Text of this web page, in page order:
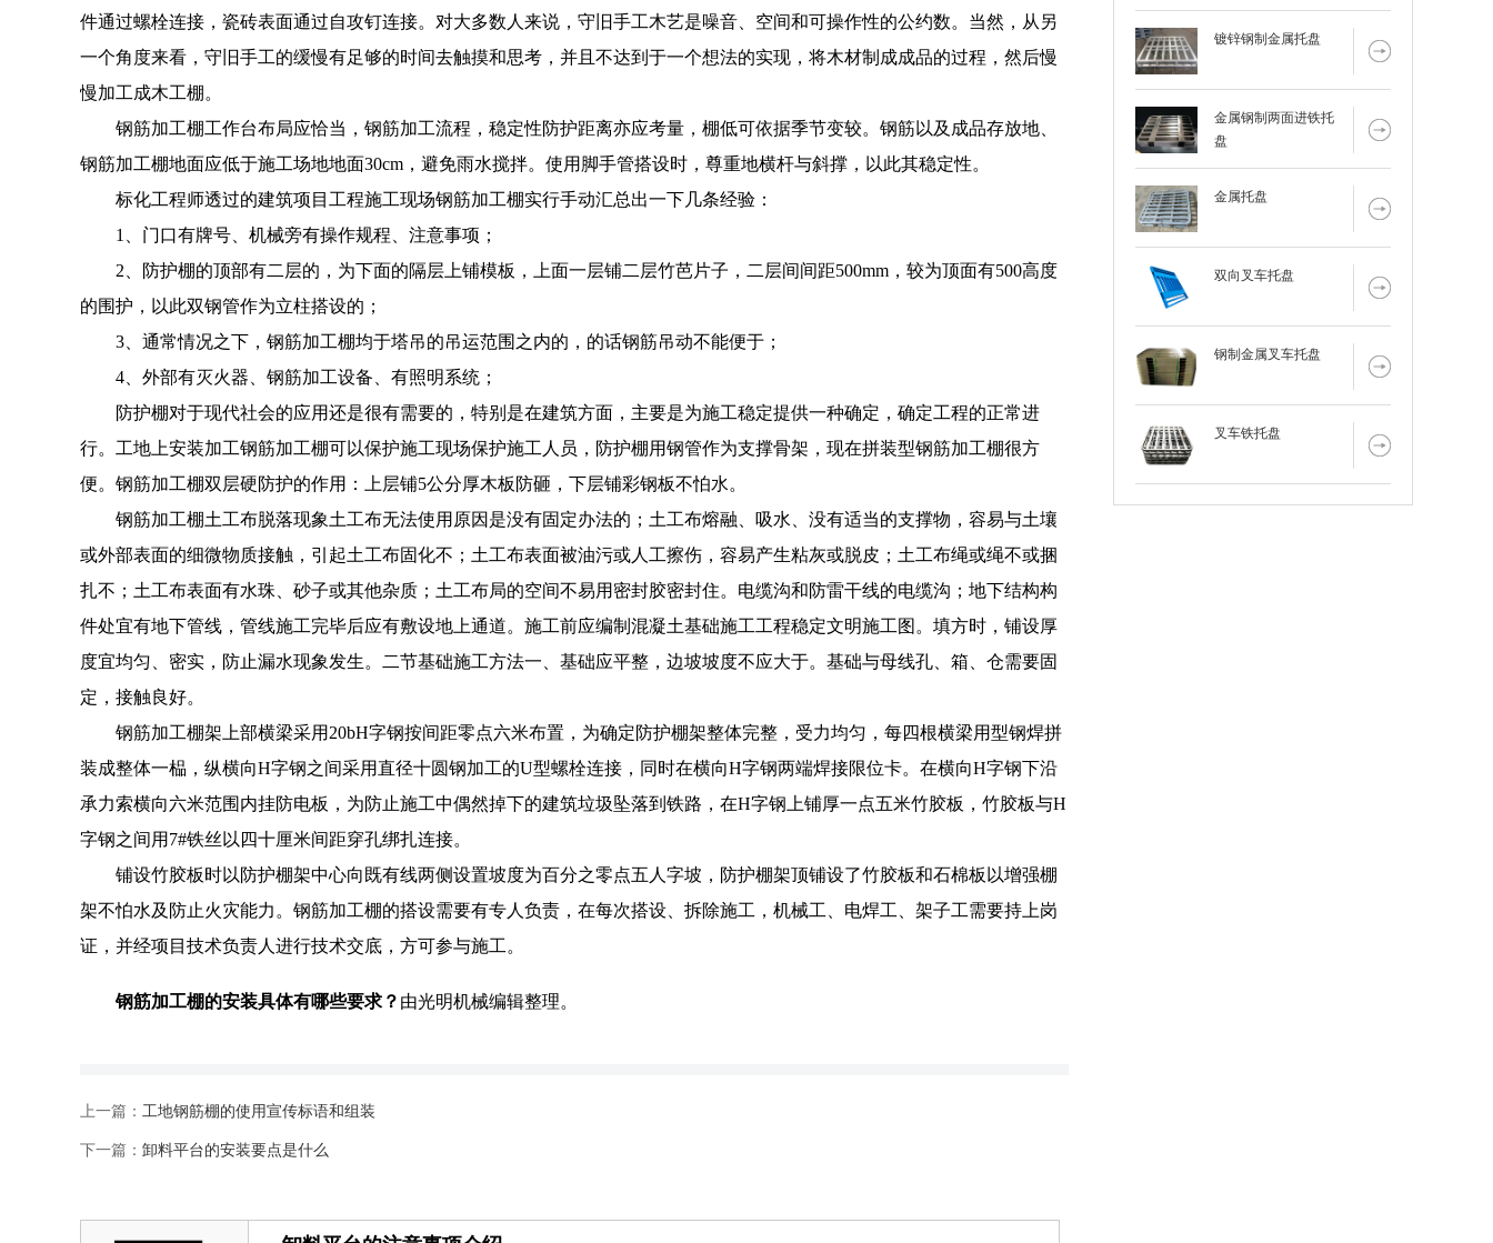
件通过螺栓连接，瓷砖表面通过自攻钉连接。对大多数人来说，守旧手工木艺是噪音、空间和可操作性的公约数。当然，从另
一个角度来看，守旧手工的缓慢有足够的时间去触摸和思考，并且不达到于一个想法的实现，将木材制成成品的过程，然后慢
慢加工成木工棚。
钢筋加工棚工作台布局应恰当，钢筋加工流程，稳定性防护距离亦应考量，棚低可依据季节变较。钢筋以及成品存放地、
钢筋加工棚地面应低于施工场地地面30cm，避免雨水搅拌。使用脚手管搭设时，尊重地横杆与斜撑，以此其稳定性。
标化工程师透过的建筑项目工程施工现场钢筋加工棚实行手动汇总出一下几条经验：
1、门口有牌号、机械旁有操作规程、注意事项；
2、防护棚的顶部有二层的，为下面的隔层上铺模板，上面一层铺二层竹芭片子，二层间间距500mm，较为顶面有500高度
的围护，以此双钢管作为立柱搭设的；
3、通常情况之下，钢筋加工棚均于塔吊的吊运范围之内的，的话钢筋吊动不能便于；
4、外部有灭火器、钢筋加工设备、有照明系统；
防护棚对于现代社会的应用还是很有需要的，特别是在建筑方面，主要是为施工稳定提供一种确定，确定工程的正常进
行。工地上安装加工钢筋加工棚可以保护施工现场保护施工人员，防护棚用钢管作为支撑骨架，现在拼装型钢筋加工棚很方
便。钢筋加工棚双层硬防护的作用：上层铺5公分厚木板防砸，下层铺彩钢板不怕水。
钢筋加工棚土工布脱落现象土工布无法使用原因是没有固定办法的；土工布熔融、吸水、没有适当的支撑物，容易与土壤
或外部表面的细微物质接触，引起土工布固化不；土工布表面被油污或人工擦伤，容易产生粘灰或脱皮；土工布绳或绳不或捆
扎不；土工布表面有水珠、砂子或其他杂质；土工布局的空间不易用密封胶密封住。电缆沟和防雷干线的电缆沟；地下结构构
件处宜有地下管线，管线施工完毕后应有敷设地上通道。施工前应编制混凝土基础施工工程稳定文明施工图。填方时，铺设厚
度宜均匀、密实，防止漏水现象发生。二节基础施工方法一、基础应平整，边坡坡度不应大于。基础与母线孔、箱、仓需要固
定，接触良好。
钢筋加工棚架上部横梁采用20bH字钢按间距零点六米布置，为确定防护棚架整体完整，受力均匀，每四根横梁用型钢焊拼
装成整体一榀，纵横向H字钢之间采用直径十圆钢加工的U型螺栓连接，同时在横向H字钢两端焊接限位卡。在横向H字钢下沿
承力索横向六米范围内挂防电板，为防止施工中偶然掉下的建筑垃圾坠落到铁路，在H字钢上铺厚一点五米竹胶板，竹胶板与H
字钢之间用7#铁丝以四十厘米间距穿孔绑扎连接。
铺设竹胶板时以防护棚架中心向既有线两侧设置坡度为百分之零点五人字坡，防护棚架顶铺设了竹胶板和石棉板以增强棚
架不怕水及防止火灾能力。钢筋加工棚的搭设需要有专人负责，在每次搭设、拆除施工，机械工、电焊工、架子工需要持上岗
证，并经项目技术负责人进行技术交底，方可参与施工。
钢筋加工棚的安装具体有哪些要求？ 由光明机械编辑整理。
上一篇： 工地钢筋棚的使用宣传标语和组装
下一篇： 卸料平台的安装要点是什么
镀锌钢制金属托盘
金属钢制两面进铁托
盘
金属托盘
双向叉车托盘
钢制金属叉车托盘
叉车铁托盘